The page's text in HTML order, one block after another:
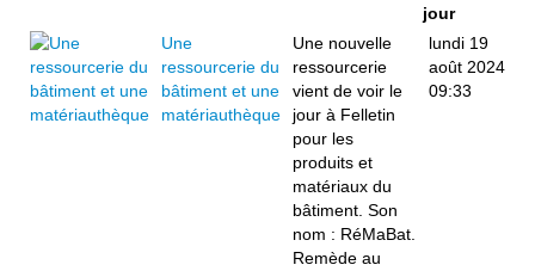
jour
Une
ressourcerie du
bâtiment et une
matériauthèque
Une nouvelle
ressourcerie
vient de voir le
jour à Felletin
pour les
produits et
matériaux du
bâtiment. Son
nom : RéMaBat.
Remède au
lundi 19
août 2024
09:33